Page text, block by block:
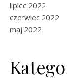
lipiec 2022
czerwiec 2022
maj 2022